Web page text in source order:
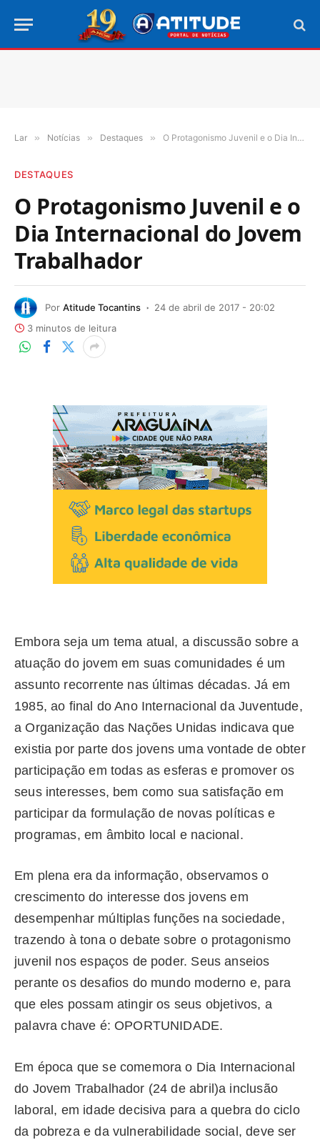
Lar » Notícias » Destaques » O Protagonismo Juvenil e o Dia Internacional do Jovem Trabalhador
DESTAQUES
O Protagonismo Juvenil e o
Dia Internacional do Jovem
Trabalhador
Por Atitude Tocantins
24 de abril de 2017 - 20:02
3 minutos de leitura
Embora seja um tema atual, a discussão sobre a
atuação do jovem em suas comunidades é um
assunto recorrente nas últimas décadas. Já em
1985, ao final do Ano Internacional da Juventude,
a Organização das Nações Unidas indicava que
existia por parte dos jovens uma vontade de obter
participação em todas as esferas e promover os
seus interesses, bem como sua satisfação em
participar da formulação de novas políticas e
programas, em âmbito local e nacional.
Em plena era da informação, observamos o
crescimento do interesse dos jovens em
desempenhar múltiplas funções na sociedade,
trazendo à tona o debate sobre o protagonismo
juvenil nos espaços de poder. Seus anseios
perante os desafios do mundo moderno e, para
que eles possam atingir os seus objetivos, a
palavra chave é: OPORTUNIDADE.
Em época que se comemora o Dia Internacional
do Jovem Trabalhador (24 de abril)a inclusão
laboral, em idade decisiva para a quebra do ciclo
da pobreza e da vulnerabilidade social, deve ser